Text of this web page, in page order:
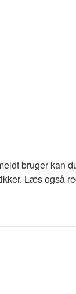
bruger kan
Læs også